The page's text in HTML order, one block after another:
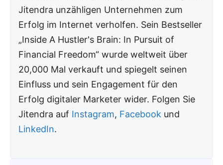
Jitendra unzähligen Unternehmen zum
Erfolg im Internet verholfen. Sein Bestseller
„Inside A Hustler's Brain: In Pursuit of
Financial Freedom“ wurde weltweit über
20,000 Mal verkauft und spiegelt seinen
Einfluss und sein Engagement für den
Erfolg digitaler Marketer wider. Folgen Sie
Jitendra auf Instagram, Facebook und
LinkedIn.